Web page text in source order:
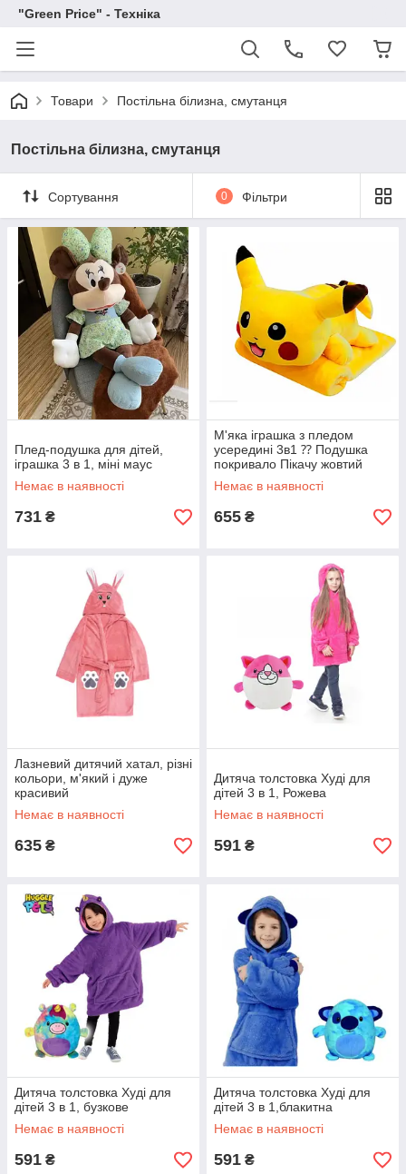
"Green Price" - Техніка
Товари Постільна білизна, смутанця
Постільна білизна, смутанця
Сортування 0 Фільтри
Плед-подушка для дітей,
іграшка 3 в 1, міні маус
Немає в наявності
731 ₴
М'яка іграшка з пледом
усередині 3в1 ⁇ Подушка
покривало Пікачу жовтий
Немає в наявності
655 ₴
Лазневий дитячий хатал, різні
кольори, м'який і дуже
красивий
Немає в наявності
635 ₴
Дитяча толстовка Худі для
дітей 3 в 1, Рожева
Немає в наявності
591 ₴
Дитяча толстовка Худі для
дітей 3 в 1, бузкове
Немає в наявності
591 ₴
Дитяча толстовка Худі для
дітей 3 в 1,блакитна
Немає в наявності
591 ₴